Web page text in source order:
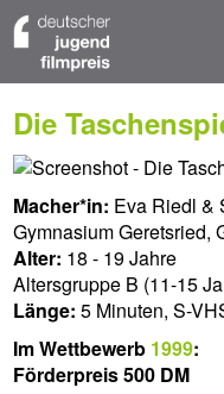
Die
Macher*in: Eva Riedl &
Gymnasium Geretsried,
Alter: 18 - 19 Jahre
Altersgruppe B (11-15
Länge: 5 Minuten, S-
Im Wettbewerb 1999:
Förderpreis 500 DM